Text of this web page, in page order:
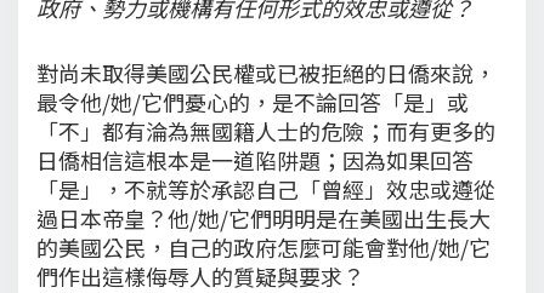
政府、勢力或機構有任何形式的效忠或遵從？
對尚未取得美國公民權或已被拒絕的日僑來說，
最令他/她/它們憂心的，是不論回答「是」或
「不」都有淪為無國籍人士的危險；而有更多的
日僑相信這根本是一道陷阱題；因為如果回答
「是」，不就等於承認自己「曾經」效忠或遵從
過日本帝皇？他/她/它們明明是在美國出生長大
的美國公民，自己的政府怎麼可能會對他/她/它
們作出這樣侮辱人的質疑與要求？